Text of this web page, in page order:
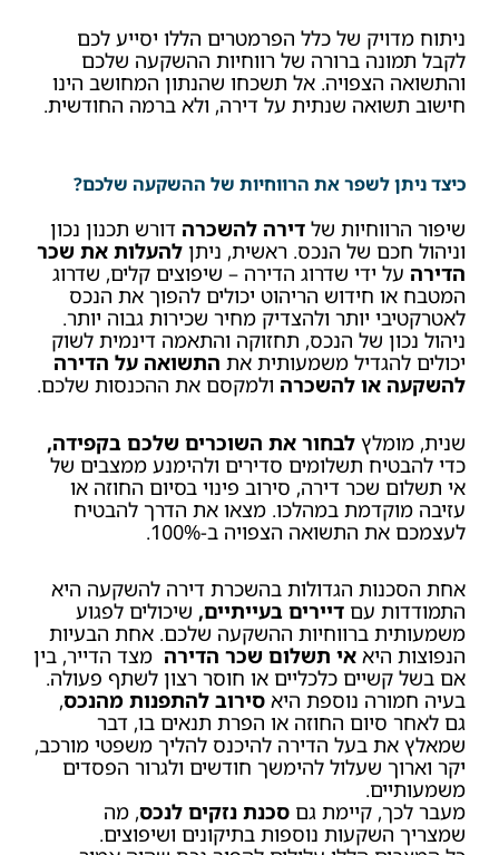
ניתוח מדויק של כלל הפרמטרים הללו יסייע לכם
לקבל תמונה ברורה של רווחיות ההשקעה שלכם
והתשואה הצפויה. אל תשכחו שהנתון המחושב הינו
חישוב תשואה שנתית על דירה, ולא ברמה החודשית.
כיצד ניתן לשפר את הרווחיות של ההשקעה שלכם?
שיפור הרווחיות של דירה להשכרה דורש תכנון נכון
וניהול חכם של הנכס. ראשית, ניתן להעלות את שכר
הדירה על ידי שדרוג הדירה – שיפוצים קלים, שדרוג
המטבח או חידוש הריהוט יכולים להפוך את הנכס
לאטרקטיבי יותר ולהצדיק מחיר שכירות גבוה יותר.
ניהול נכון של הנכס, תחזוקה והתאמה דינמית לשוק
יכולים להגדיל משמעותית את התשואה על הדירה
להשקעה או להשכרה ולמקסם את ההכנסות שלכם.
שנית, מומלץ לבחור את השוכרים שלכם בקפידה,
כדי להבטיח תשלומים סדירים ולהימנע ממצבים של
אי תשלום שכר דירה, סירוב פינוי בסיום החוזה או
עזיבה מוקדמת במהלכו. מצאו את הדרך להבטיח
לעצמכם את התשואה הצפויה ב-100%.
אחת הסכנות הגדולות בהשכרת דירה להשקעה היא
התמודדות עם דיירים בעייתיים, שיכולים לפגוע
משמעותית ברווחיות ההשקעה שלכם. אחת הבעיות
הנפוצות היא אי תשלום שכר הדירה מצד הדייר, בין
אם בשל קשיים כלכליים או חוסר רצון לשתף פעולה.
בעיה חמורה נוספת היא סירוב להתפנות מהנכס,
גם לאחר סיום החוזה או הפרת תנאים בו, דבר
שמאלץ את בעל הדירה להיכנס להליך משפטי מורכב,
יקר וארוך שעלול להימשך חודשים ולגרור הפסדים
משמעותיים.
מעבר לכך, קיימת גם סכנת נזקים לנכס, מה
שמצריך השקעות נוספות בתיקונים ושיפוצים.